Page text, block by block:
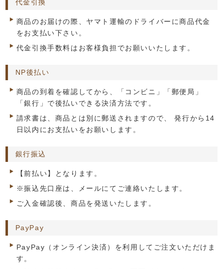
代金引換
商品のお届けの際、ヤマト運輸のドライバーに商品代金
をお支払い下さい。
代金引換手数料はお客様負担でお願いいたします。
NP後払い
商品の到着を確認してから、「コンビニ」「郵便局」
「銀行」で後払いできる決済方法です。
請求書は、商品とは別に郵送されますので、 発行から14
日以内にお支払いをお願いします。
銀行振込
【前払い】となります。
※振込先口座は、メールにてご連絡いたします。
ご入金確認後、商品を発送いたします。
PayPay
PayPay（オンライン決済）を利用してご注文いただけま
す。